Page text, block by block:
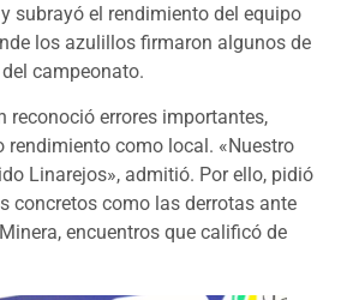
subrayó el rendimiento del equipo
los azulillos firmaron algunos de
campeonato.
reconoció errores importantes,
rendimiento como local. «Nuestro
Linarejos», admitió. Por ello, pidió
concretos como las derrotas ante
encuentros que calificó de